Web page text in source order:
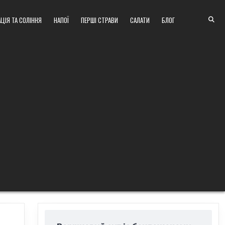
ТА СОЛІННЯ НАПОЇ ПЕРШІ СТРАВИ САЛАТИ БЛОГ